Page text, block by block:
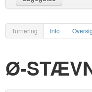
Turnering Info
Ø-